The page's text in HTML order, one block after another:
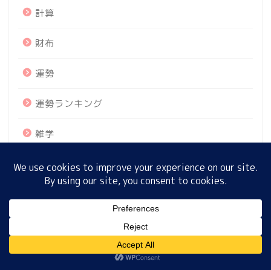
計算
財布
運勢
運勢ランキング
雑学
鮎やな
プロフィール サイトマップ